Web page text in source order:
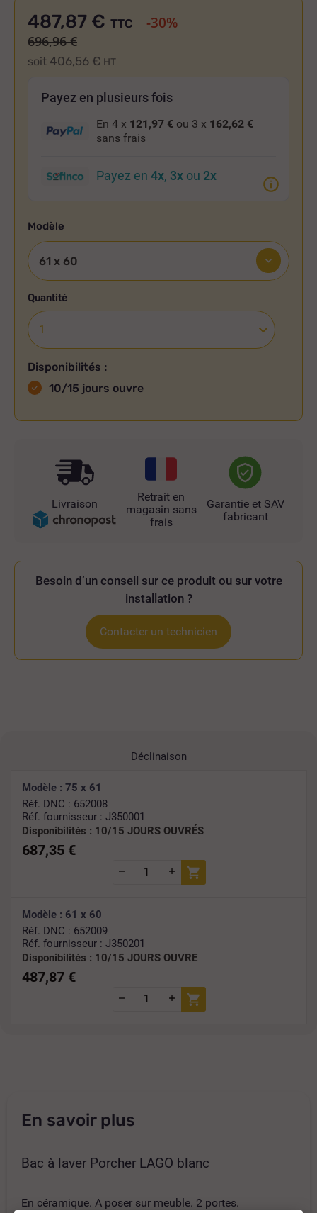
487,87 €
soit 406,56 € HT
TTC -30%
696,96 €
Payez en plusieurs fois
En 4 x 121,97 € ou 3 x 162,62 €
sans frais
Payez en 4x, 3x ou 2x
Modèle
Quantité
Disponibilités :
10/15 jours ouvre
Livraison
Retrait en
magasin sans
frais
Garantie et SAV
fabricant
Besoin d’un conseil sur ce produit ou sur votre
installation ?
Contacter un technicien
Déclinaison
Modèle : 75 x 61
Réf. DNC : 652008
Réf. fournisseur : J350001
Disponibilités : 10/15 JOURS OUVRÉS
687,35 €
Modèle : 61 x 60
Réf. DNC : 652009
Réf. fournisseur : J350201
Disponibilités : 10/15 JOURS OUVRE
487,87 €
En savoir plus
Bac à laver Porcher LAGO blanc
En céramique. A poser sur meuble. 2 portes.